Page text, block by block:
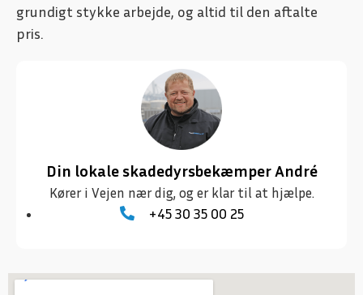
grundigt stykke arbejde, og altid til den aftalte
pris.
Din lokale skadedyrsbekæmper André
Kører i Vejen nær dig, og er klar til at hjælpe.
+45 30 35 00 25